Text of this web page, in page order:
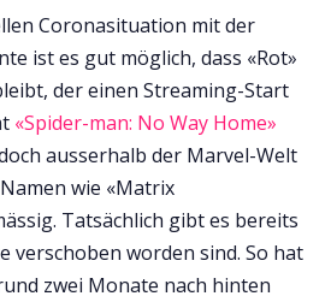
Coronasituation mit der
ist es gut möglich, dass «Rot»
der einen Streaming-Start
«Spider-man: No Way Home»
ausserhalb der Marvel-Welt
wie «Matrix
Tatsächlich gibt es bereits
verschoben worden sind. So hat
zwei Monate nach hinten